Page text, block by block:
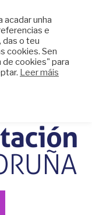
acadar unha
e
das o teu
cookies. Sen
cookies" para
Leer máis